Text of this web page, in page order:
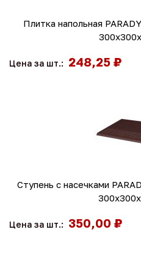
Плитка напольная
Цена за шт.: 248,25 ₽
Ступень с насечками
Цена за шт.: 350,00 ₽